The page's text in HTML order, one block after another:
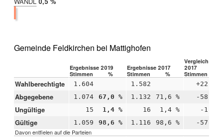
Gemeinde Feldkirchen bei Mattighofen
Ergebnisse 2019 Ergebnisse 2017
Vergleich
2017
Stimmen
% Stimmen % Stimmen
Wahlberechtigte 1.604 1.582 +22
Abgegebene 1.074 67,0 % 1.132 71,6 % -58
Ungültige 15 1,4 % 16 1,4 % -1
Gültige 1.059 98,6 % 1.116 98,6 % -57
Davon entfielen auf die Parteien